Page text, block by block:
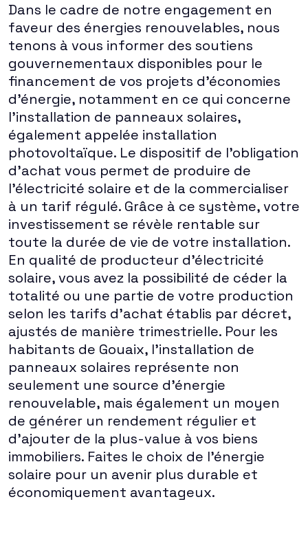
Dans le cadre de notre engagement en
faveur des énergies renouvelables, nous
tenons à vous informer des soutiens
gouvernementaux disponibles pour le
financement de vos projets d'économies
d'énergie, notamment en ce qui concerne
l'installation de panneaux solaires,
également appelée installation
photovoltaïque. Le dispositif de l'obligation
d'achat vous permet de produire de
l'électricité solaire et de la commercialiser
à un tarif régulé. Grâce à ce système, votre
investissement se révèle rentable sur
toute la durée de vie de votre installation.
En qualité de producteur d'électricité
solaire, vous avez la possibilité de céder la
totalité ou une partie de votre production
selon les tarifs d'achat établis par décret,
ajustés de manière trimestrielle. Pour les
habitants de Gouaix, l'installation de
panneaux solaires représente non
seulement une source d'énergie
renouvelable, mais également un moyen
de générer un rendement régulier et
d'ajouter de la plus-value à vos biens
immobiliers. Faites le choix de l'énergie
solaire pour un avenir plus durable et
économiquement avantageux.